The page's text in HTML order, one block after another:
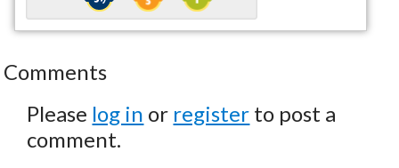
Comments
Please log in or register to post a
comment.